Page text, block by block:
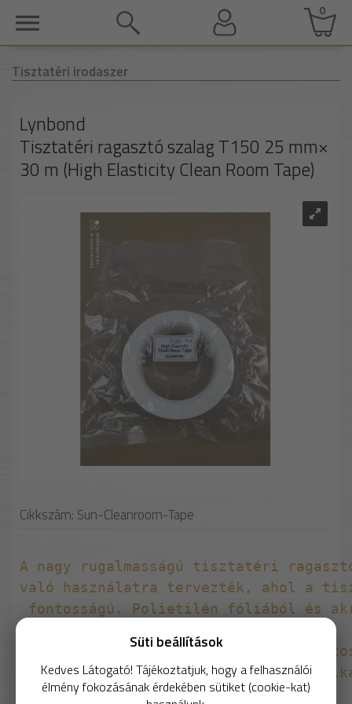
0
Tisztatéri irodaszer
Lynbond
Tisztatéri ragasztó szalag T150 25 mm×
30 m (High Elasticity Clean Room Tape)
Cikkszám: Sun-Cleanroom-Tape
A nagy rugalmasságú tisztatéri
való használatra tervezték, ahol a
fontosságú. Polietilén fóliából és
Kiváló nyúlást, biztonságos tapadást,
és maradványmentes eltávolítást
• ISO 6+ tisztatéri környezetekhez
• Polietilén fólia akril ragasztóval
Süti beállítások
Kedves Látogató! Tájékoztatjuk, hogy a felhasználói
élmény fokozásának érdekében sütiket (cookie-kat)